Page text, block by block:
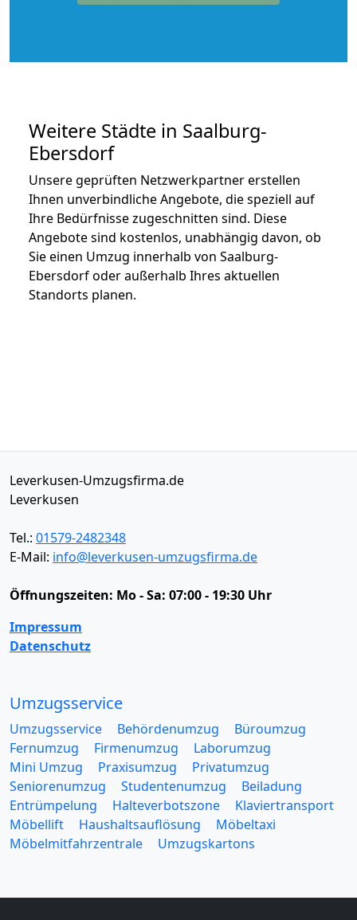
Weitere Städte in Saalburg-
Ebersdorf
Unsere geprüften Netzwerkpartner erstellen
Ihnen unverbindliche Angebote, die speziell auf
Ihre Bedürfnisse zugeschnitten sind. Diese
Angebote sind kostenlos, unabhängig davon, ob
Sie einen Umzug innerhalb von Saalburg-
Ebersdorf oder außerhalb Ihres aktuellen
Standorts planen.
Leverkusen-Umzugsfirma.de
Leverkusen
Tel.: 01579-2482348
E-Mail: info@leverkusen-umzugsfirma.de
Öffnungszeiten: Mo - Sa: 07:00 - 19:30 Uhr
Impressum
Datenschutz
Umzugsservice
Umzugsservice Behördenumzug
Büroumzug
Fernumzug
Firmenumzug
Laborumzug
Mini Umzug
Praxisumzug
Privatumzug
Seniorenumzug
Studentenumzug
Beiladung
Entrümpelung
Halteverbotszone
Klaviertransport
Möbellift
Haushaltsauflösung
Möbeltaxi
Möbelmitfahrzentrale
Umzugskartons